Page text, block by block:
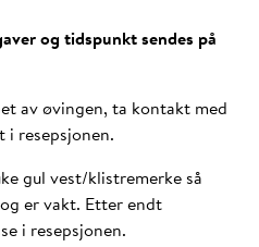
og tidspunkt sendes på
av øvingen, ta kontakt med
i resepsjonen.
gul vest/klistremerke så
er vakt. Etter endt
i resepsjonen.